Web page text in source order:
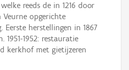
reeds de in 1216 door
Veurne opgerichte
Eerste herstellingen in 1867
1951-1952: restauratie
kerkhof met gietijzeren